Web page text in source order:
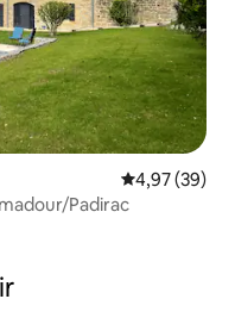
Note
4,97 (39)
Padirac